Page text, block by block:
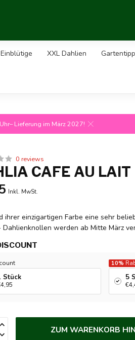
Einblütige XXL Dahlien
Lieferung im März 2027!
0 reviews
CAFE AU LAIT
Inkl. MwSt.
ihrer einzigartigen Farbe eine sehr
Dahlienknollen werden ab Mitte März
Stück
10%
5
ZUM WARENKORB